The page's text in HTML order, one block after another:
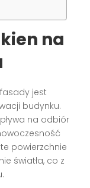
na
jest
budynku.
na odbiór
powierzchnie
światła, co z